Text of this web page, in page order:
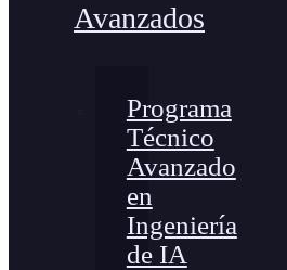
Avanzados
Programa
Técnico
Avanzado
en
Ingeniería
de IA